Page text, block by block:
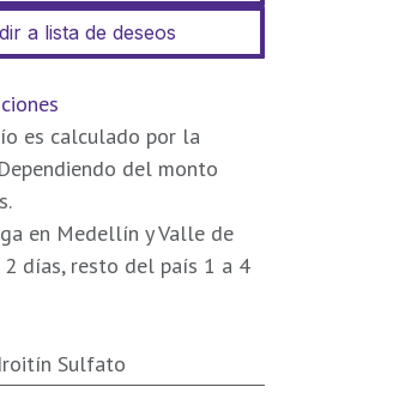
a lista de deseos
es calculado por la
del monto
en Medellín y Valle de
días, resto del país 1 a 4
Sulfato